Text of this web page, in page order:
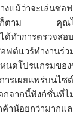
งแม้ว่าจะเล่นซอ
ไรก็ตาม คุณไ
ได้ทำการตรวจ
ฟต์แวร์ทำงานร่
นดโปรแกรมขอ
รเผยแพร่บนไซ
จากนี้ฟังก์ชั่นที่ไ
าน้อยกว่ามากแ